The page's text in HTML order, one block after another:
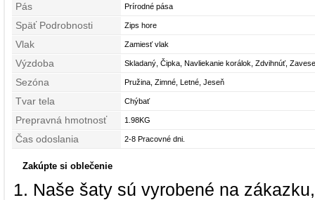
Pás Prírodné pása
Späť Podrobnosti Zips hore
Vlak Zamiesť vlak
Výzdoba Skladaný, Čipka, Navliekanie korálok, Zdvihnúť,
Nášivky
Sezóna Pružina, Zimné, Letné, Jeseň
Tvar tela Chýbať
Prepravná hmotnosť 1.98KG
Čas odoslania 2-8 Pracovné dni.
Zakúpte si oblečenie
Naše šaty sú vyrobené na